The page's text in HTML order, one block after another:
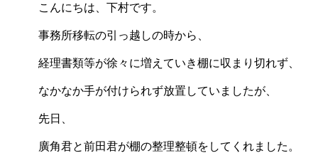
こんにちは、下村です。
事務所移転の引っ越しの時から、
経理書類等が徐々に増えていき棚に収まり切れず、
なかなか手が付けられず放置していましたが、
先日、
廣角君と前田君が棚の整理整頓をしてくれました。